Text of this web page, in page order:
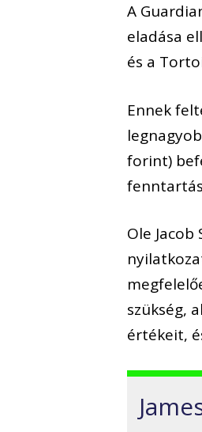
A
eladása
és a
Ennek
forint)
Ole
szükség,
értékeit,